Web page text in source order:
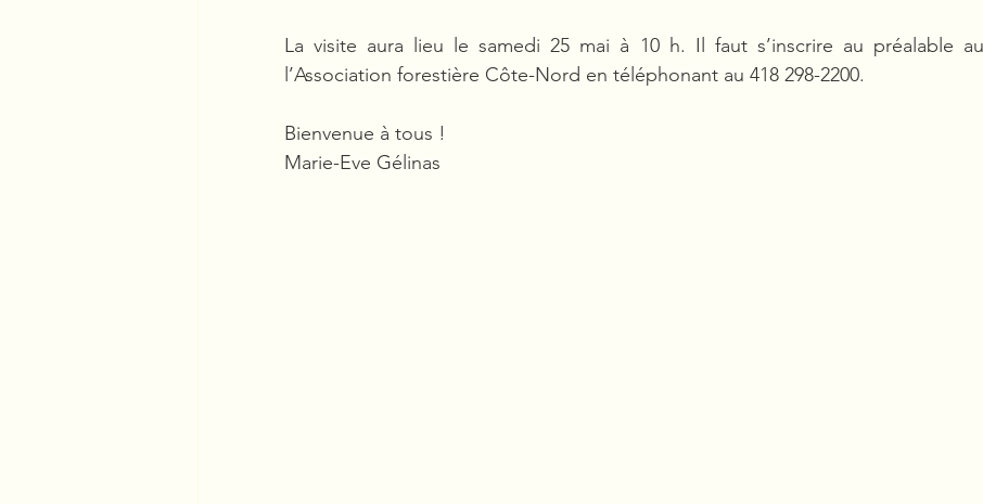
La visite aura lieu le samedi 25 mai à 10 h. Il faut s’inscrire au préalable
l’Association forestière Côte-Nord en téléphonant au 418 298-2200.
Bienvenue à tous !
Marie-Eve Gélinas